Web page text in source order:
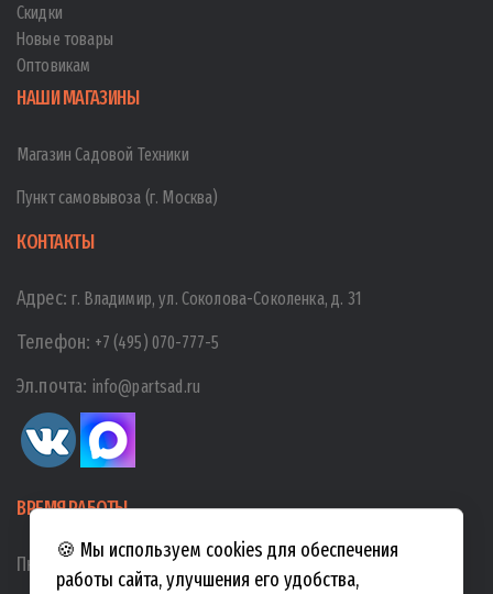
Скидки
Новые товары
Оптовикам
НАШИ МАГАЗИНЫ
Магазин Садовой Техники
Пункт самовывоза (г. Москва)
КОНТАКТЫ
Адрес:г. Владимир, ул. Соколова-Соколенка, д. 31
Телефон: +7 (495) 070-777-5
Эл.почта: info@partsad.ru
ВРЕМЯ РАБОТЫ
Пн-Пт: 10:00-19:00
🍪 Мы используем cookies для обеспечения
работы сайта, улучшения его удобства,